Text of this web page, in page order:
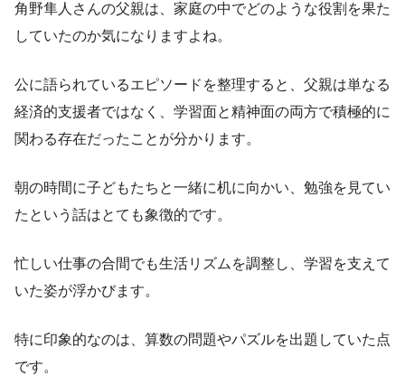
角野隼人さんの父親は、家庭の中でどのような役割を果た
していたのか気になりますよね。
公に語られているエピソードを整理すると、父親は単なる
経済的支援者ではなく、学習面と精神面の両方で積極的に
関わる存在だったことが分かります。
朝の時間に子どもたちと一緒に机に向かい、勉強を見てい
たという話はとても象徴的です。
忙しい仕事の合間でも生活リズムを調整し、学習を支えて
いた姿が浮かびます。
特に印象的なのは、算数の問題やパズルを出題していた点
です。